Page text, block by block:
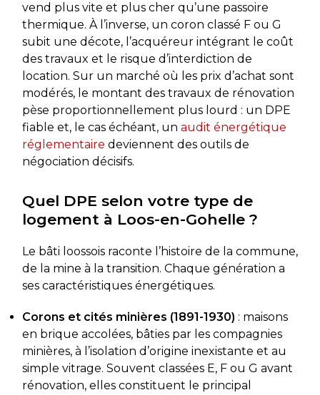
vend plus vite et plus cher qu’une passoire
thermique. À l’inverse, un coron classé F ou G
subit une décote, l’acquéreur intégrant le coût
des travaux et le risque d’interdiction de
location. Sur un marché où les prix d’achat sont
modérés, le montant des travaux de rénovation
pèse proportionnellement plus lourd : un DPE
fiable et, le cas échéant, un audit énergétique
réglementaire deviennent des outils de
négociation décisifs.
Quel DPE selon votre type de
logement à Loos-en-Gohelle ?
Le bâti loossois raconte l’histoire de la commune,
de la mine à la transition. Chaque génération a
ses caractéristiques énergétiques.
Corons et cités minières (1891-1930) : maisons
en brique accolées, bâties par les compagnies
minières, à l’isolation d’origine inexistante et au
simple vitrage. Souvent classées E, F ou G avant
rénovation, elles constituent le principal